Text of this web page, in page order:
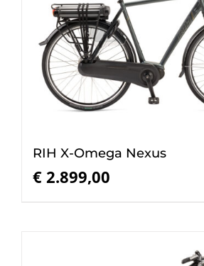
RIH X-Omega Nexus
€ 2.899,00